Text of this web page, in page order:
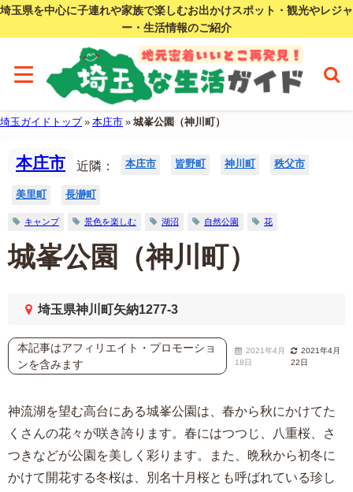
埼玉県を中心に子連れや家族で楽しむお出かけスポット・観光やレジャ
ー・生活情報のご紹介
埼玉ガイドトップ» 本庄市 » 城峯公園（神川町）
本庄市 近隣： 本庄市 皆野町 神川町 秩父市
美里町 長瀞町
キャンプ 景色を楽しむ 湖沼 自然公園 花
城峯公園（神川町）
埼玉県神川町矢納1277-3
本記事はアフィリエイト・プロモーショ
ンを含みます
2021年4月
18日
2021年4月
22日
神流湖を望む高台にある城峯公園は、春から秋にかけてた
くさんの花々が咲き誇ります。春にはつつじ、八重桜、さ
つきなどが公園を美しく彩ります。また、晩秋から初冬に
かけて開花する冬桜は、別名十月桜とも呼ばれている珍し